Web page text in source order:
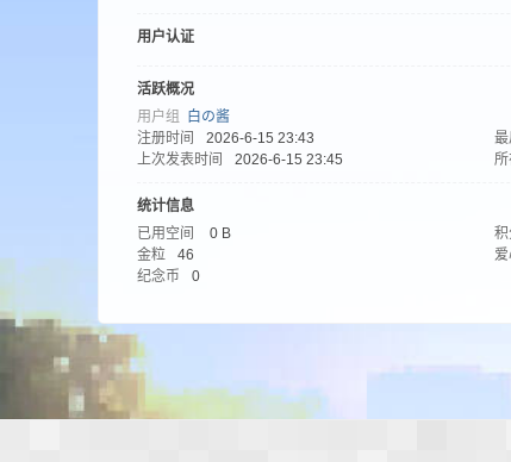
用户认证
活跃概况
用户组
白の酱
注册时间
2026-6-15 23:43 最
上次发表时间
2026-6-15 23:45 所
统计信息
已用空间
0 B
金粒
46
纪念币
0